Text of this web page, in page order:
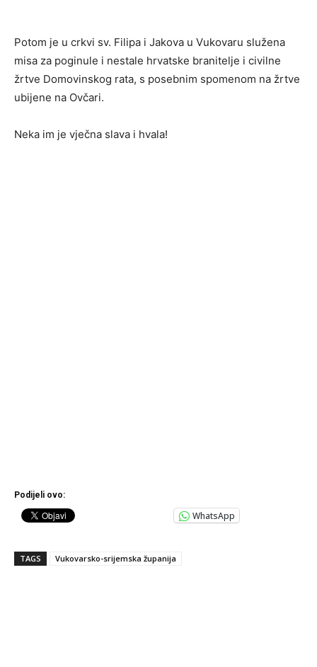
Potom je u crkvi sv. Filipa i Jakova u Vukovaru služena
misa za poginule i nestale hrvatske branitelje i civilne
žrtve Domovinskog rata, s posebnim spomenom na žrtve
ubijene na Ovčari.
Neka im je vječna slava i hvala!
Podijeli ovo:
WhatsApp
TAGS Vukovarsko-srijemska županija